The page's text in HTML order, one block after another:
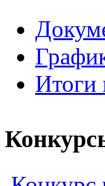
Итоги